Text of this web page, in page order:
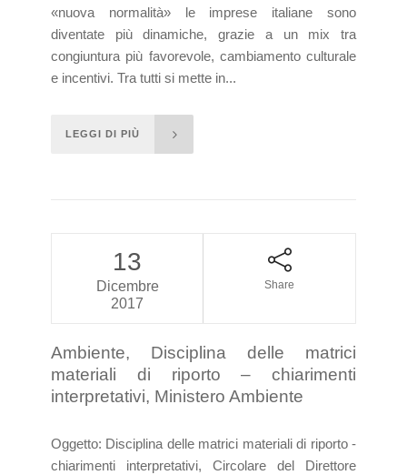
«nuova normalità» le imprese italiane sono
diventate più dinamiche, grazie a un mix tra
congiuntura più favorevole, cambiamento culturale
e incentivi. Tra tutti si mette in...
LEGGI DI PIÙ
13
Dicembre
2017
Share
Ambiente, Disciplina delle matrici
materiali di riporto – chiarimenti
interpretativi, Ministero Ambiente
Oggetto: Disciplina delle matrici materiali di riporto -
chiarimenti interpretativi, Circolare del Direttore